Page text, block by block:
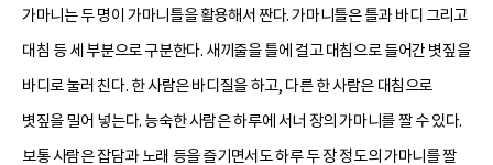
가마니는 두 명이 가마니틀을 활용해서 짠다. 가마니틀은 틀과 바디 그리고
대침 등 세 부분으로 구분한다. 새끼줄을 틀에 걸고 대침으로 들어간 볏짚을
바디로 눌러 친다. 한 사람은 바디질을 하고, 다른 한 사람은 대침으로
볏짚을 밀어 넣는다. 능숙한 사람은 하루에 서너 장의 가마니를 짤 수 있다.
보통 사람은 잡담과 노래 등을 즐기면서도 하루 두 장 정도의 가마니를 짤